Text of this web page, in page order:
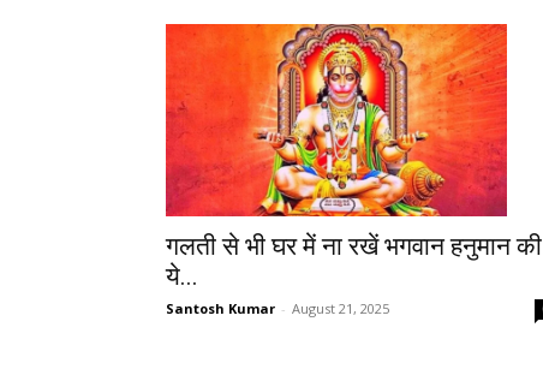
गलती से भी घर में ना रखें भगवान हनुमान की
ये...
Santosh Kumar - August 21, 2025